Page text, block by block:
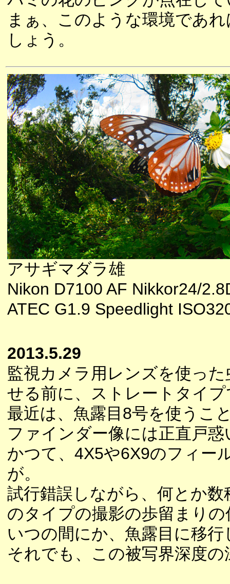
まぁ、このような環境であ
しょう。
アサギマダラ雄
Nikon D7100 AF Nikkor24/
ATEC G1.9 Speedlight
2013.5.29
監視カメラ用レンズを使っ
せる前に、ストレートタイ
最近は、魚露目8号を使うこ
ファインダー像には正直戸
かつて、4X5や6X9のフィー
が。
試行錯誤しながら、何とか
のタイプの撮影の歩留まり
いつの間にか、魚露目に移
それでも、この被写界深度